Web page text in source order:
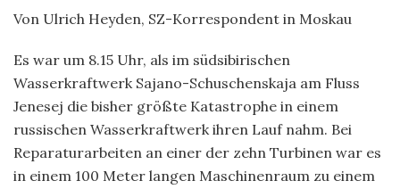
Von Ulrich Heyden, SZ-Korrespondent in Moskau
Es war um 8.15 Uhr, als im südsibirischen
Wasserkraftwerk Sajano-Schuschenskaja am Fluss
Jenesej die bisher größte Katastrophe in einem
russischen Wasserkraftwerk ihren Lauf nahm. Bei
Reparaturarbeiten an einer der zehn Turbinen war es
in einem 100 Meter langen Maschinenraum zu einem